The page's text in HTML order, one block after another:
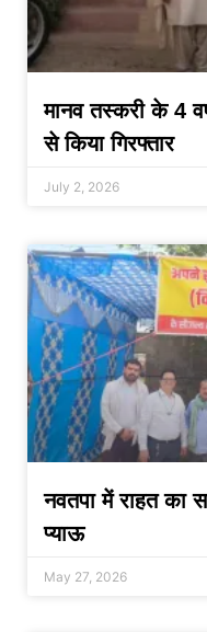
मानव तस्करी के 4
से किया गिरफ्तार
July 2, 2026
नवतपा में राहत का
प्याऊ
May 27, 2026